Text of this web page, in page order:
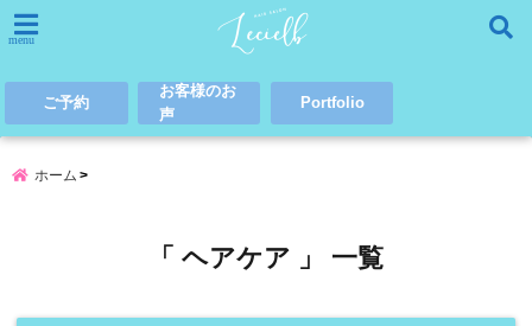
menu
ご予約
お客様のお
声
Portfolio
ホーム
「 ヘアケア 」 一覧